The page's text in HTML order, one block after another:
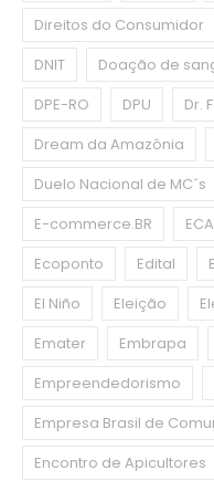
Direitos do Consumidor
DNIT
Doação de
DPE-RO
DPU Dr.
Dream da Amazônia
Duelo Nacional de MC´s
E-commerce.BR
Ecoponto
Edital
El Niño
Eleição
Emater
Embrapa
Empreendedorismo
Empresa Brasil de
Encontro de Apicultores